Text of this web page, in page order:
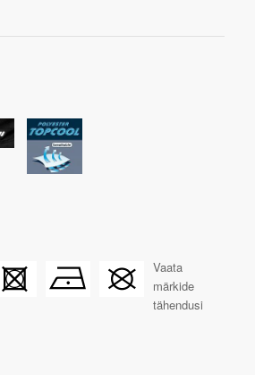
Vaata
märkide
tähendusi